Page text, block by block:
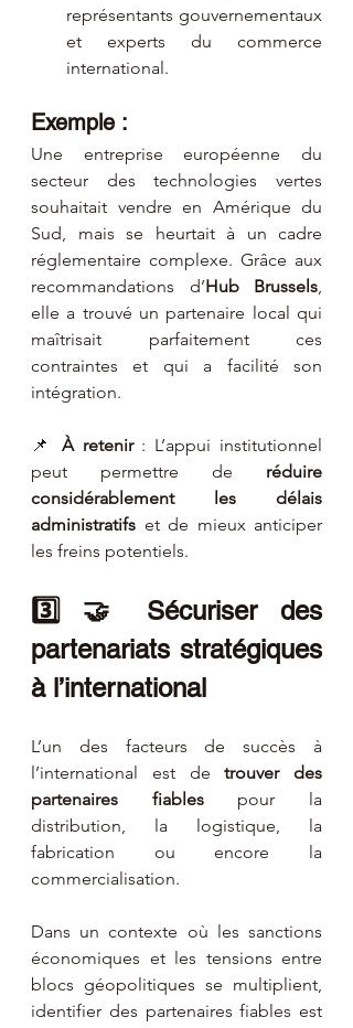
représentants gouvernementaux
et experts du commerce
international.
Exemple :
Une entreprise européenne du
secteur des technologies vertes
souhaitait vendre en Amérique du
Sud, mais se heurtait à un cadre
réglementaire complexe. Grâce aux
recommandations d’Hub Brussels,
elle a trouvé un partenaire local qui
maîtrisait parfaitement ces
contraintes et qui a facilité son
intégration.
📌 À retenir : L’appui institutionnel
peut permettre de réduire
considérablement les délais
administratifs et de mieux anticiper
les freins potentiels.
3️⃣ 🤝 Sécuriser des
partenariats stratégiques
à l’international
L’un des facteurs de succès à
l’international est de trouver des
partenaires fiables pour la
distribution, la logistique, la
fabrication ou encore la
commercialisation.
Dans un contexte où les sanctions
économiques et les tensions entre
blocs géopolitiques se multiplient,
identifier des partenaires fiables est